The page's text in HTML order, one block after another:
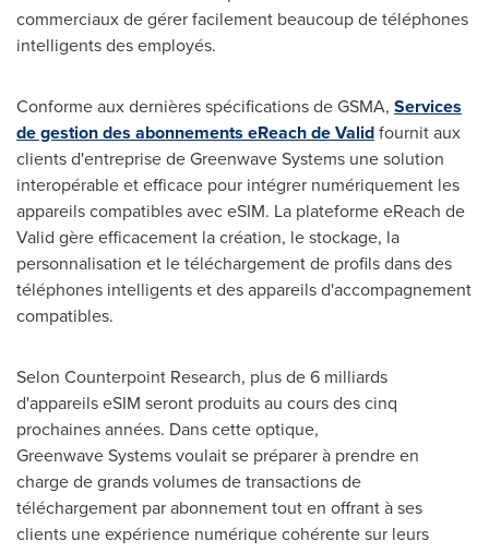
commerciaux de gérer facilement beaucoup de téléphones
intelligents des employés.
Conforme aux dernières spécifications de GSMA, Services
de gestion des abonnements eReach de Validfournit aux
clients d'entreprise de Greenwave Systems une solution
interopérable et efficace pour intégrer numériquement les
appareils compatibles avec eSIM. La plateforme eReach de
Valid gère efficacement la création, le stockage, la
personnalisation et le téléchargement de profils dans des
téléphones intelligents et des appareils d'accompagnement
compatibles.
Selon Counterpoint Research, plus de 6 milliards
d'appareils eSIM seront produits au cours des cinq
prochaines années. Dans cette optique,
Greenwave Systems voulait se préparer à prendre en
charge de grands volumes de transactions de
téléchargement par abonnement tout en offrant à ses
clients une expérience numérique cohérente sur leurs